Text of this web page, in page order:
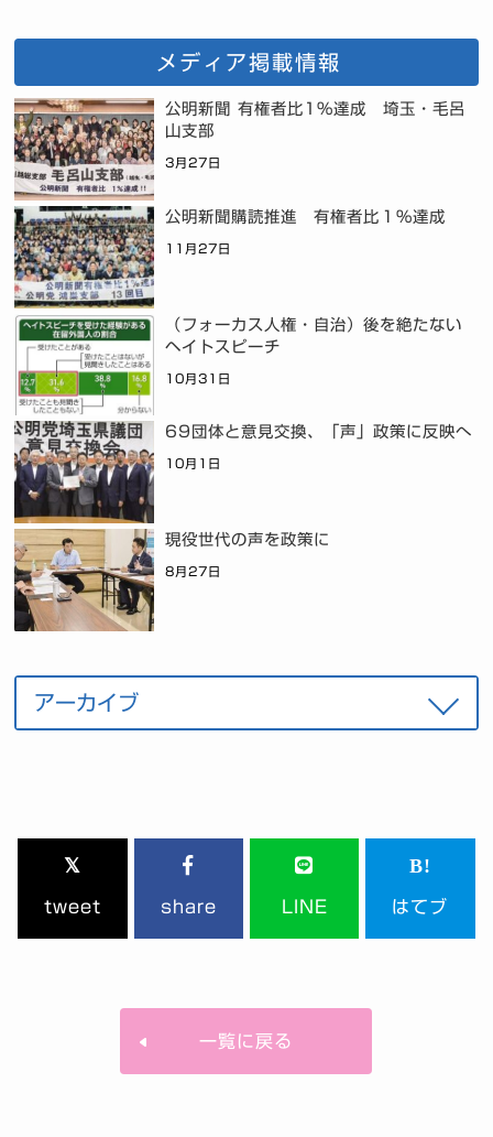
メディア掲載情報
公明新聞 有権者比1%達成 埼玉・毛呂
山支部
3月27日
公明新聞購読推進 有権者比１％達成
11月27日
（フォーカス人権・自治）後を絶たない
ヘイトスピーチ
10月31日
69団体と意見交換、「声」政策に反映へ
10月1日
現役世代の声を政策に
8月27日
tweet share LINE はてブ
一覧に戻る